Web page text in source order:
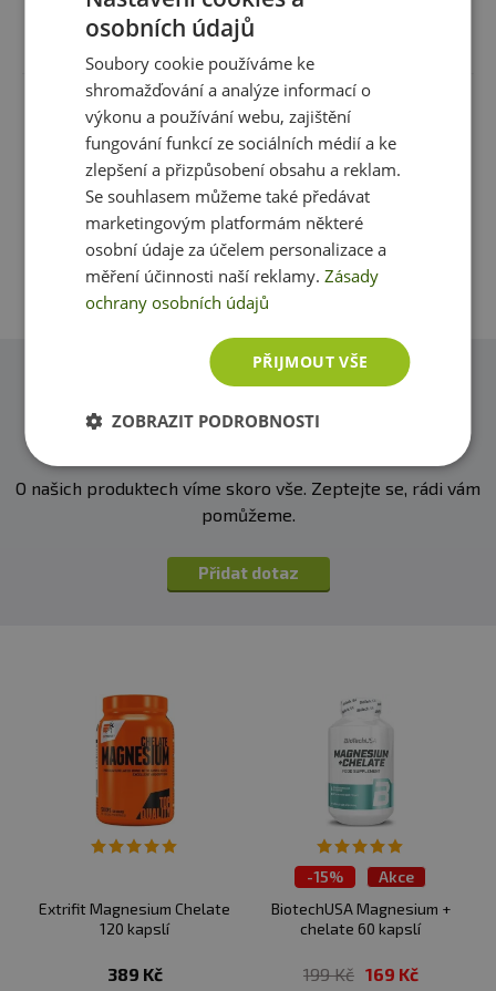
skladováním a použitím.
Upozornění pro alergiky:
Alergeny ve složení
produktutučně zvýrazněny.
Recenze Produkt zatím nikdo nehodnotil
Máte s produktem zkušenost? Napište recenzi a
pomozte tak ostatním zákazníkům s rozhodováním.
Děkujeme :-)
Přidat vlastní hodnocení
Zeptejte se, rádi vám pomůžeme
O našich produktech víme skoro vše. Zeptejte se, rádi vám
pomůžeme.
Přidat dotaz
Extrifit Magnesium Chelate
120 kapslí
389 Kč
-15%
Akce
BiotechUSA Magnesium +
chelate 60 kapslí
199 Kč 169 Kč
osobních údajů
Soubory cookie používáme ke
shromažďování a analýze informací o
výkonu a používání webu, zajištění
fungování funkcí ze sociálních médií a ke
zlepšení a přizpůsobení obsahu a reklam.
Se souhlasem můžeme také předávat
marketingovým platformám některé
osobní údaje za účelem personalizace a
měření účinnosti naší reklamy.Zásady
ochrany osobních údajů
PŘIJMOUT VŠE
ZOBRAZIT PODROBNOSTI